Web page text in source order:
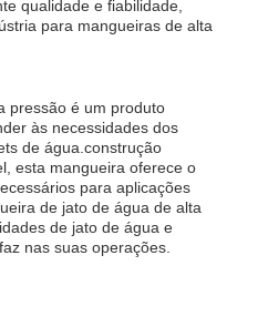
qualidade e fiabilidade,
para mangueiras de alta
pressão é um produto
às necessidades dos
de água.construção
esta mangueira oferece o
para aplicações
de jato de água de alta
de jato de água e
nas suas operações.